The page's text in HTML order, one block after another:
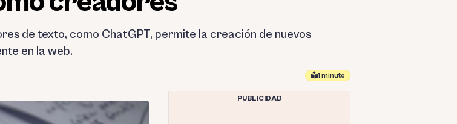
de texto, como ChatGPT, permite la creación de nuevos
en la web.
1 minuto
PUBLICIDAD